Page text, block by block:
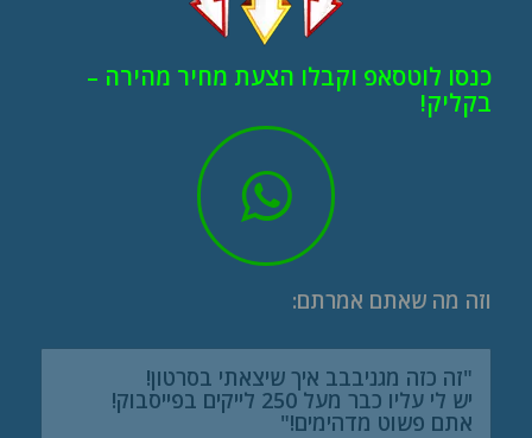
כנסו לוטסאפ וקבלו הצעת מחיר מהירה –
בקליק!
וזה מה שאתם אמרתם:
"זה כזה מגניבבב איך שיצאתי בסרטון!
יש לי עליו כבר מעל 250 לייקים בפייסבוק!
אתם פשוט מדהימים!"